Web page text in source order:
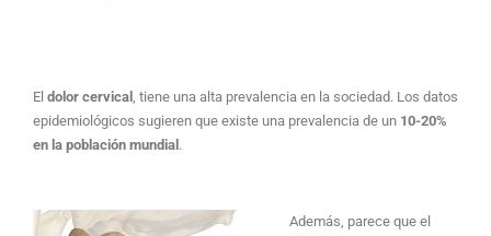
El dolor cervical , tiene una alta prevalencia en la sociedad. Los datos
epidemiológicos sugieren que existe una prevalencia de un 10-20%
en la población mundial .
Además, parece que el